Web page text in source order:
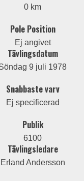
0 km
Pole Position
Ej angivet
Tävlingsdatum
9 juli 1978
Snabbaste varv
Ej specificerad
Publik
6100
Tävlingsledare
Erland Andersson